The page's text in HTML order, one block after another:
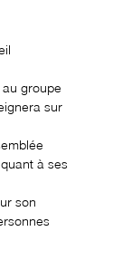
groupe
sur
à ses
son